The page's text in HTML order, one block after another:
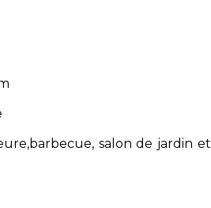
salon de jardin et